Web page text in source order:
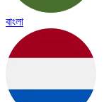
বাংলা